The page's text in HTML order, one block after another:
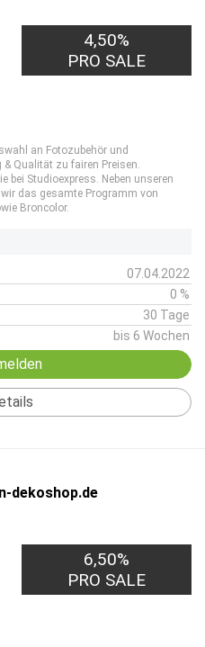
4,50%
PRO SALE
an Fotozubehör und
Qualität zu fairen Preisen.
bei Studioexpress. Neben unseren
das gesamte Programm von
Broncolor.
07.04.2022
0 %
30 Tage
bis 6 Wochen
dekoshop.de
6,50%
PRO SALE